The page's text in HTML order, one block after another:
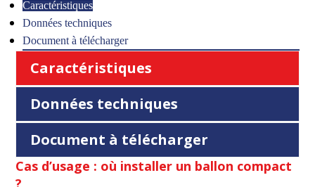
Caractéristiques
Données techniques
Document à télécharger
Caractéristiques
Données techniques
Document à télécharger
Cas d’usage : où installer un ballon compact
?